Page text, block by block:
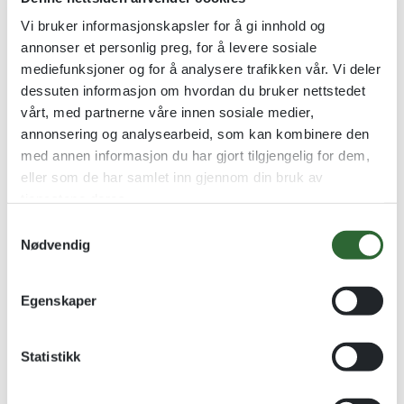
Vi bruker informasjonskapsler for å gi innhold og
annonser et personlig preg, for å levere sosiale
mediefunksjoner og for å analysere trafikken vår. Vi deler
dessuten informasjon om hvordan du bruker nettstedet
vårt, med partnerne våre innen sosiale medier,
annonsering og analysearbeid, som kan kombinere den
med annen informasjon du har gjort tilgjengelig for dem,
eller som de har samlet inn gjennom din bruk av
Nødvendig
Egenskaper
Statistikk
KLIPPE – Sjakk
kr468,00 – kr635,00
Sjakkhest – Metallfigur
Metallstatuett i 3 valører
kr278,00
Se alternativer